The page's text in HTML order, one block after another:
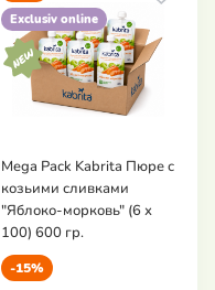
Exclusiv online
Mega Pack Kabrita Пюре с
козьими сливками
"Яблоко-морковь" (6 х
100) 600 гр.
-15%